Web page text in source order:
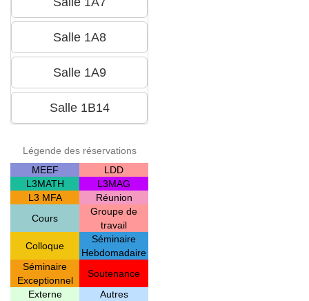
Légende des réservations
MEEF
LDD
L3MATH
L3MAG
L3 MFA
Réunion
Cours
Groupe de
travail
Colloque
Séminaire
Hebdomadaire
Séminaire
Exceptionnel
Soutenance
Externe
Autres